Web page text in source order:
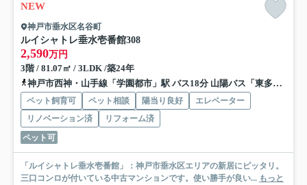
NEW
神戸市垂水区名谷町
ルイシャトレ垂水壱番館308
2,590万円
3階 / 81.07㎡ / 3LDK /築24年
神戸市西神・山手線「学園都市」駅 バス18分 山陽バス「東多聞」 停歩7分
ペット飼育可 ペット相談 陽当り良好
エレベーター
リノベーション済
リフォーム済
ペット可
「ルイシャトレ垂水壱番館」：神戸市垂水区エリアの新居にピッタリ。
三口コンロが付いている中古マンションです。使い勝手が良い... もっと